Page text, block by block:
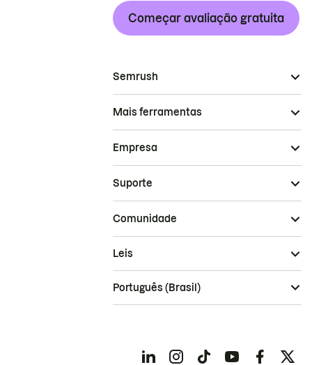
Começar avaliação gratuita
Semrush
Mais ferramentas
Empresa
Suporte
Comunidade
Leis
Português (Brasil)